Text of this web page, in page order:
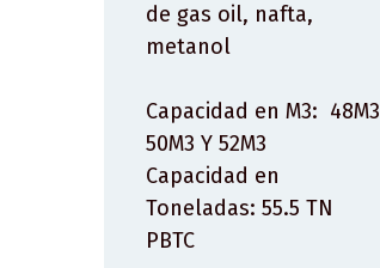
de gas oil, nafta,
metanol
Capacidad en M3: 48M3
50M3 Y 52M3
Capacidad en
Toneladas: 55.5 TN
PBTC